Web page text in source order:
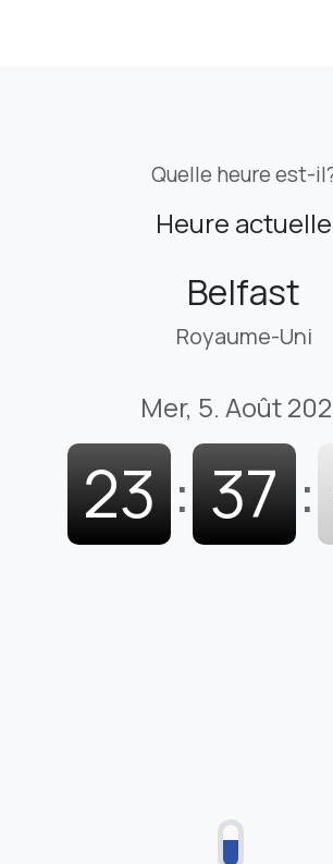
Quelle heure est-
Heure actuelle
Belfast
Royaume-Uni
Mer, 5. Août
23 : 37 :